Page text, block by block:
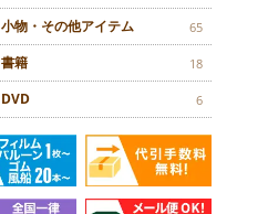
小物・その他アイテム 65
書籍 18
DVD 6